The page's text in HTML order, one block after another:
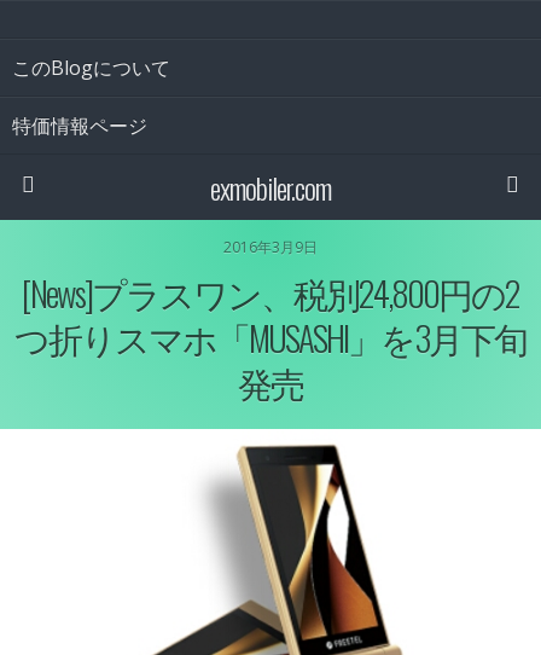
このBlogについて
特価情報ページ
exmobiler.com
2016年3月9日
[News]プラスワン、税別24,800円の2
つ折りスマホ「MUSASHI」を3月下旬
発売